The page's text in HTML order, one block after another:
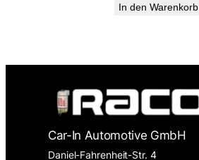
In den Warenkorb
Car-In Automotive GmbH
Daniel-Fahrenheit-Str. 4